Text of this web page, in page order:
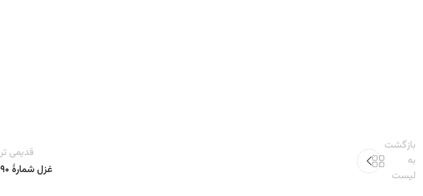
بازگشت
به
لیست
قدیمی تر
غزل شمارهٔ ۹۰